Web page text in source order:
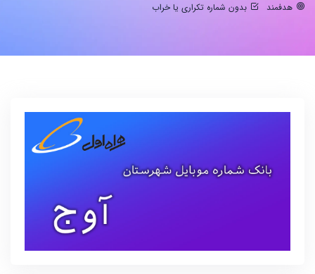
هدفمند
بدون شماره تکراری یا خراب